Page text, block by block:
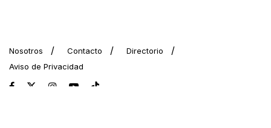
Nosotros Contacto
Directorio
Aviso de Privacidad